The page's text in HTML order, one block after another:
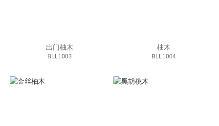
出门柚木
BLL1003
柚木
BLL1004